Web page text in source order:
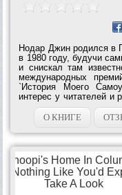
Нодар Джин родился в
в 1980 году, будучи
и снискал там
международных
`История Моего
интерес у читателей и
книгу Нодара Джина
суетности
О КНИГЕ